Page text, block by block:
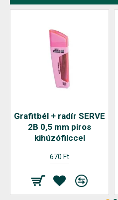
Grafitbél + radír SERVE
2B 0,5 mm piros
kihúzófilccel
670 Ft